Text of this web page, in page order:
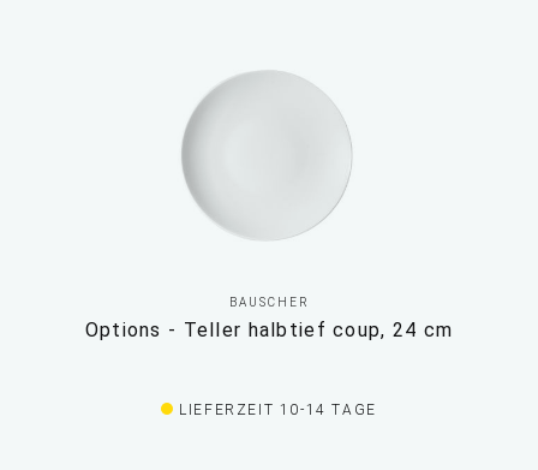
BAUSCHER
Options - Teller halbtief coup, 24 cm
LIEFERZEIT 10-14 TAGE